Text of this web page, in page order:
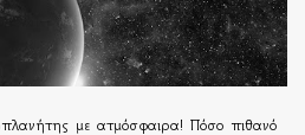
με ατμόσφαιρα! Πόσο πιθανό